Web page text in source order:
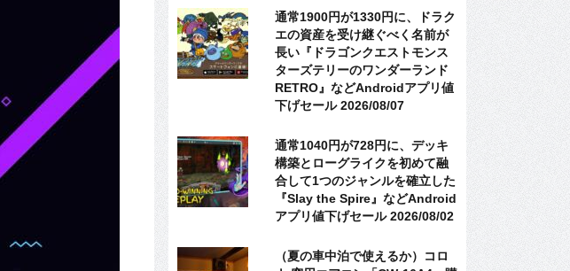
通常1900円が1330円に、ドラク
エの資産を受け継ぐべく名前が
長い『ドラゴンクエストモンス
ターズテリーのワンダーランド
RETRO』などAndroidアプリ値
下げセール 2026/08/07
通常1040円が728円に、デッキ
構築とローグライクを初めて融
合して1つのジャンルを確立した
『Slay the Spire』などAndroid
アプリ値下げセール 2026/08/02
（夏の車中泊で使えるか）コロ